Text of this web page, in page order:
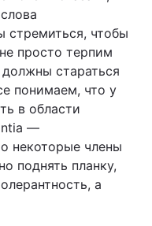
стремиться, чтобы
просто терпим
стараться
понимаем, что у
в области
—
некоторые члены
поднять планку,
а